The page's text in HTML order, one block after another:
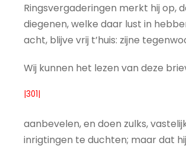
Ringsvergaderingen merkt hij op,
diegenen, welke daar lust in
acht, blijve vrij t’huis: zijne
Wij kunnen het lezen van deze
|301|
aanbevelen, en doen zulks,
inrigtingen te duchten; maar dat